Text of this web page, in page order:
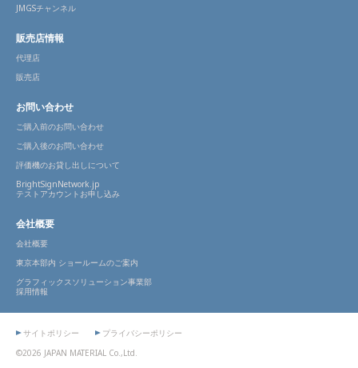
JMGSチャンネル
販売店情報
代理店
販売店
お問い合わせ
ご購入前のお問い合わせ
ご購入後のお問い合わせ
評価機のお貸し出しについて
BrightSignNetwork.jp
テストアカウントお申し込み
会社概要
会社概要
東京本部内 ショールームのご案内
グラフィックスソリューション事業部
採用情報
©2026 JAPAN MATERIAL Co.,Ltd.
サイトポリシー プライバシーポリシー